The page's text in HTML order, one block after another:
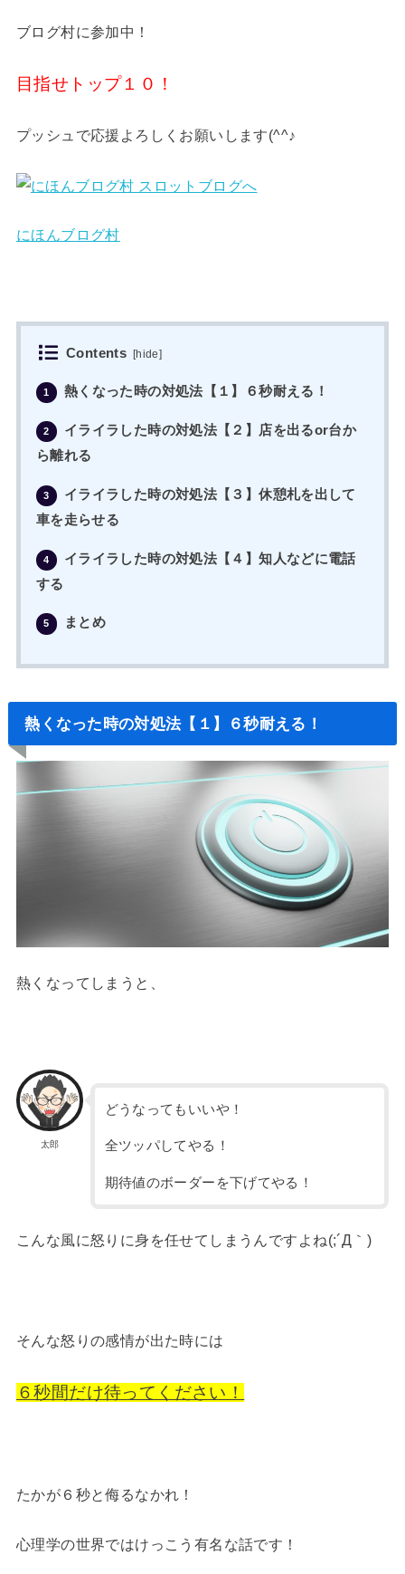
ブログ村に参加中！
目指せトップ１０！
プッシュで応援よろしくお願いします(^^♪
にほんブログ村
Contents [hide]
1 熱くなった時の対処法【１】６秒耐える！
2
イライラした時の対処法【２】店を出るor台か
ら離れる
3
イライラした時の対処法【３】休憩札を出して
車を走らせる
4
イライラした時の対処法【４】知人などに電話
する
5 まとめ
熱くなった時の対処法【１】６秒耐える！
熱くなってしまうと、
太郎
どうなってもいいや！
全ツッパしてやる！
期待値のボーダーを下げてやる！
こんな風に怒りに身を任せてしまうんですよね(;´Д｀)
そんな怒りの感情が出た時には
６秒間だけ待ってください！
たかが６秒と侮るなかれ！
心理学の世界ではけっこう有名な話です！